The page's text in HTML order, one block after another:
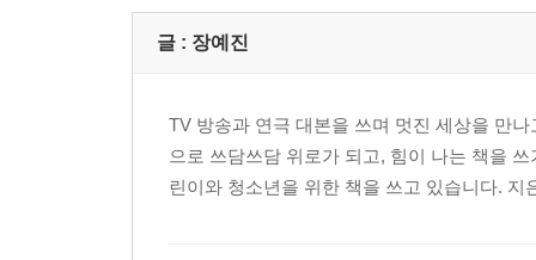
글 : 장예진
TV 방송과 연극 대본을 쓰며 멋진 세상을 만
으로 쓰담쓰담 위로가 되고, 힘이 나는 책을
린이와 청소년을 위한 책을 쓰고 있습니다.